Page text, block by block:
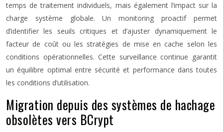
temps de traitement individuels, mais également l’impact sur la
charge système globale. Un monitoring proactif permet
d’identifier les seuils critiques et d’ajuster dynamiquement le
facteur de coût ou les stratégies de mise en cache selon les
conditions opérationnelles. Cette surveillance continue garantit
un équilibre optimal entre sécurité et performance dans toutes
les conditions d’utilisation.
Migration depuis des systèmes de hachage
obsolètes vers BCrypt